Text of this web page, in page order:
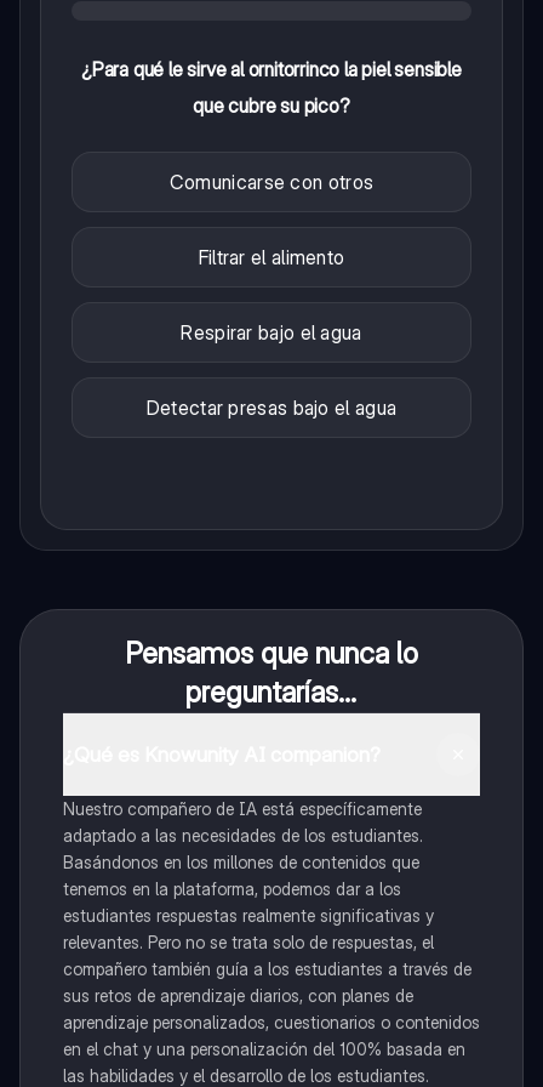
¿Para qué le sirve al ornitorrinco la piel sensible
que cubre su pico?
Comunicarse con otros
Filtrar el alimento
Respirar bajo el agua
Detectar presas bajo el agua
Pensamos que nunca lo
preguntarías...
Nuestro compañero de IA está específicamente
adaptado a las necesidades de los estudiantes.
Basándonos en los millones de contenidos que
tenemos en la plataforma, podemos dar a los
estudiantes respuestas realmente significativas y
relevantes. Pero no se trata solo de respuestas, el
compañero también guía a los estudiantes a través de
sus retos de aprendizaje diarios, con planes de
aprendizaje personalizados, cuestionarios o contenidos
en el chat y una personalización del 100% basada en
las habilidades y el desarrollo de los estudiantes.